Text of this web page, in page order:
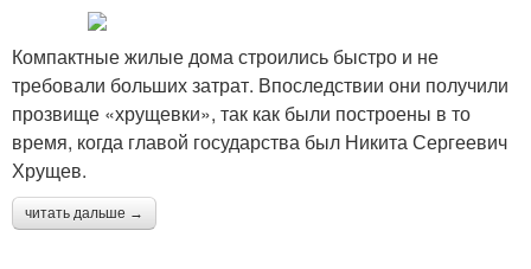
Компактные жилые дома строились быстро и не
требовали больших затрат. Впоследствии они получили
прозвище «хрущевки», так как были построены в то
время, когда главой государства был Никита Сергеевич
Хрущев.
читать дальше →